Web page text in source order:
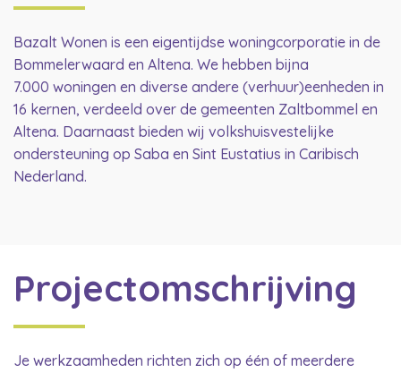
Bazalt Wonen is een eigentijdse woningcorporatie in de
Bommelerwaard en Altena. We hebben bijna
7.000 woningen en diverse andere (verhuur)eenheden in
16 kernen, verdeeld over de gemeenten Zaltbommel en
Altena. Daarnaast bieden wij volkshuisvestelijke
ondersteuning op Saba en Sint Eustatius in Caribisch
Nederland.
Projectomschrijving
Je werkzaamheden richten zich op één of meerdere